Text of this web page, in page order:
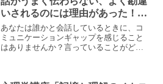
いされるのには理由があった！相
手に合わせた説明ができるように
なるワークショップ
あなたは誰かと会話しているときに、コ
ミュニケーションギャップを感じること
はありませんか？言っていることがどう